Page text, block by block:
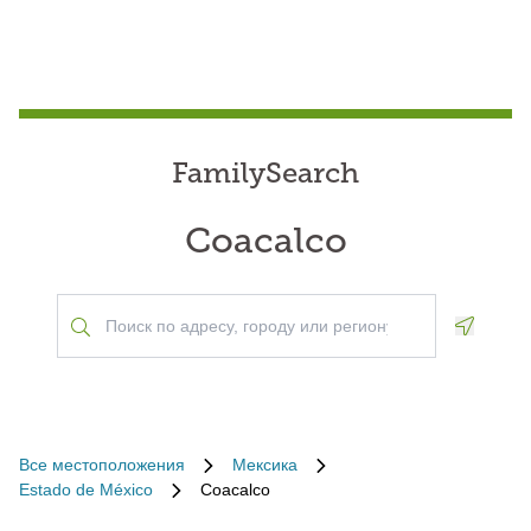
FamilySearch
Coacalco
Все местоположения
Мексика
Estado de México
Coacalco